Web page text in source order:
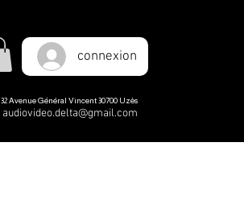
connexion
32 Avenue Général Vincent 30700 Uzès
audiovideo.delta@gmail.com